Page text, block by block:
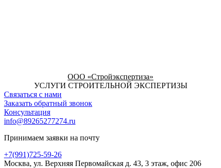
ООО «Стройэкспертиза»
УСЛУГИ СТРОИТЕЛЬНОЙ ЭКСПЕРТИЗЫ
Связаться с нами
Заказать обратный звонок
Консультация
info@89265277274.ru
Принимаем заявки на почту
+7(991)725-59-26
Москва, ул. Верхняя Первомайская д. 43, 3 этаж, офис 206